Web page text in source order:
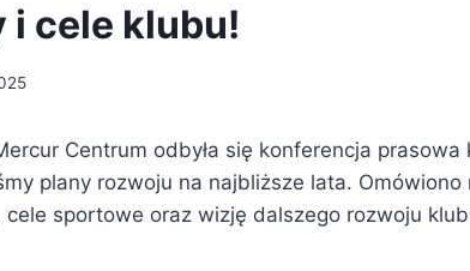
i cele klubu!
Centrum odbyła się konferencja prasowa
plany rozwoju na najbliższe lata. Omówiono
cele sportowe oraz wizję dalszego rozwoju